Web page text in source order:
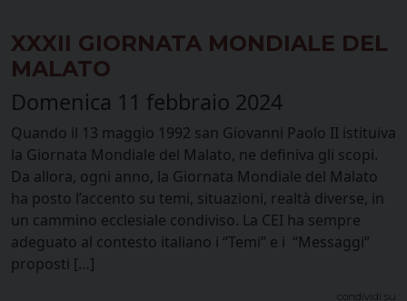
XXXII GIORNATA MONDIALE DEL
MALATO
Domenica 11 febbraio 2024
Quando il 13 maggio 1992 san Giovanni Paolo II istituiva
la Giornata Mondiale del Malato, ne definiva gli scopi.
Da allora, ogni anno, la Giornata Mondiale del Malato
ha posto l’accento su temi, situazioni, realtà diverse, in
un cammino ecclesiale condiviso. La CEI ha sempre
adeguato al contesto italiano i “Temi” e i “Messaggi”
proposti […]
condividi su